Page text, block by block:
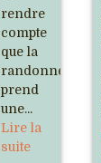
rendre
compte
que la
randonnée
prend
une...
Lire la
suite